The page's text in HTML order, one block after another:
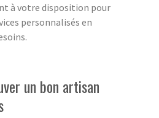
à votre disposition pour
personnalisés en
un bon artisan